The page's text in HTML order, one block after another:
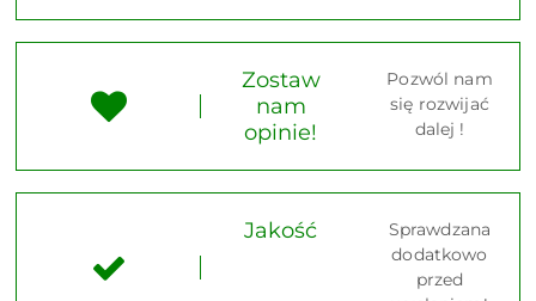
Zostaw
nam
opinie!
Pozwól nam
się rozwijać
dalej !
Jakość
Sprawdzana
dodatkowo
przed